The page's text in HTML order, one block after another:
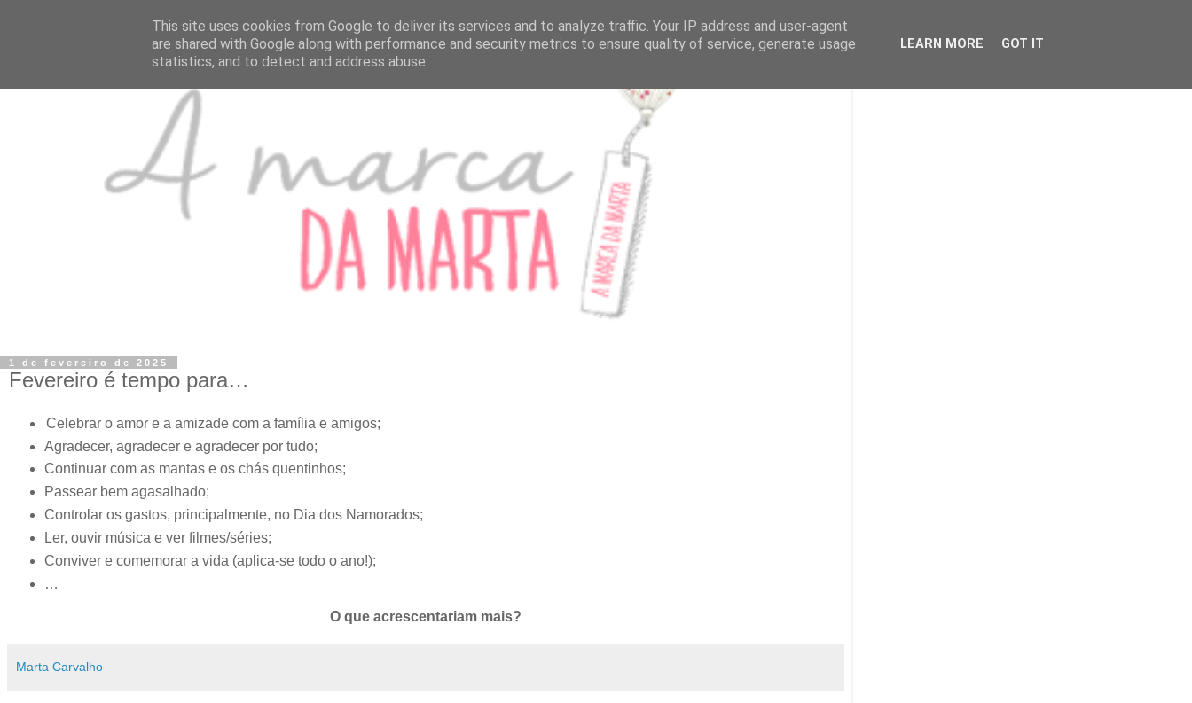
1 de fevereiro de 2025
Fevereiro é tempo para…
Celebrar o amor e a amizade com a família e amigos;
Agradecer, agradecer e agradecer por tudo;
Continuar com as mantas e os chás quentinhos;
Passear bem agasalhado;
Controlar os gastos, principalmente, no Dia dos Namorados;
Ler, ouvir música e ver filmes/séries;
Conviver e comemorar a vida (aplica-se todo o ano!);
…
O que acrescentariam mais?
Marta Carvalho
This site uses cookies from Google to deliver its services and to analyze traffic. Your IP address and user-agent
are shared with Google along with performance and security metrics to ensure quality of service, generate usage
statistics, and to detect and address abuse.
LEARN MORE GOT IT